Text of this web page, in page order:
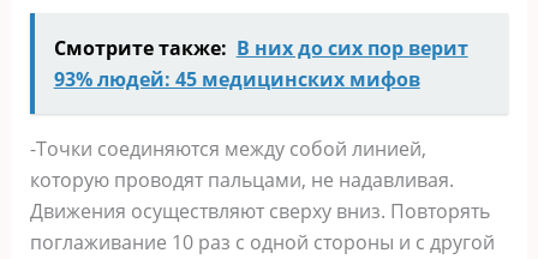
Смотрите также: В них до сих пор верит
93% людей: 45 медицинских мифов
-Точки соединяются между собой линией,
которую проводят пальцами, не надавливая.
Движения осуществляют сверху вниз. Повторять
поглаживание 10 раз с одной стороны и с другой